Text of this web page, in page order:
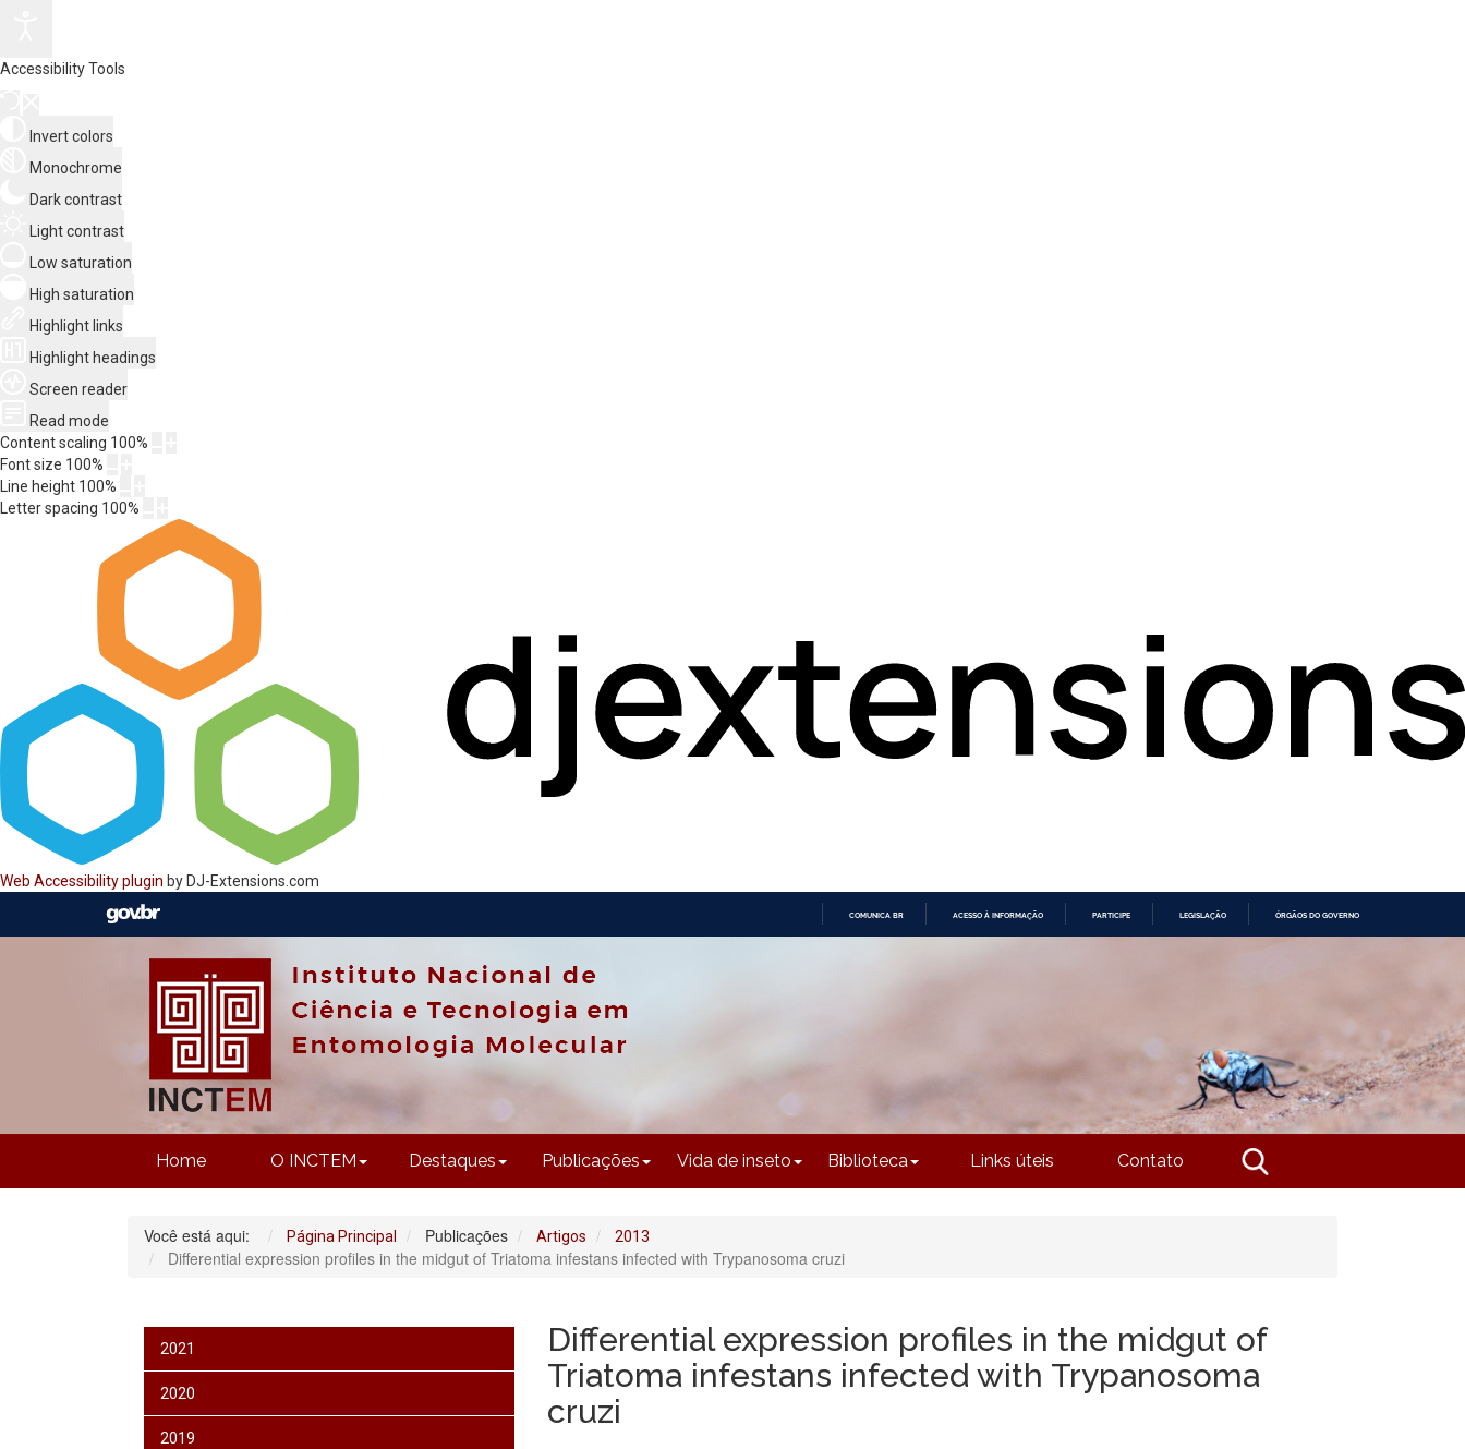
Accessibility Tools
Invert colors
Monochrome
Dark contrast
Light contrast
Low saturation
High saturation
Highlight links
Highlight headings
Screen reader
Read mode
Content scaling 100%
Font size 100%
Line height 100%
Letter spacing 100%
Web Accessibility plugin by DJ-Extensions.com
COMUNICA BR ACESSO À INFORMAÇÃO PARTICIPE LEGISLAÇÃO ÓRGÃOS DO GOVERNO
Home O INCTEM Destaques Publicações Vida de inseto Biblioteca Links úteis Contato
Você está aqui: Página Principal Publicações Artigos 2013
Differential expression profiles in the midgut of Triatoma infestans infected with Trypanosoma cruzi
2021
2020
2019
Differential expression profiles in the midgut of
Triatoma infestans infected with Trypanosoma
cruzi